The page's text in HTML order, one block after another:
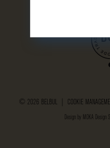
© 2026 BELBUL | COOKIE
Design by MOKA Design